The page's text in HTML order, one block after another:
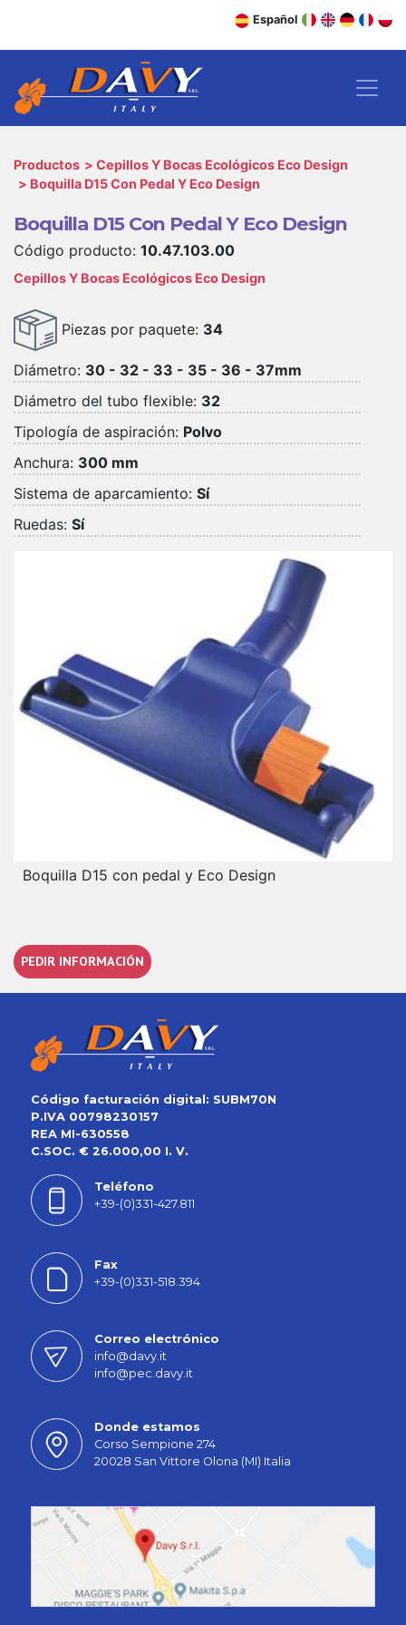
Español
Productos
Cepillos Y Bocas Ecológicos Eco Design
Boquilla D15 Con Pedal Y Eco Design
Boquilla D15 con pedal y Eco Design
PEDIR INFORMACIÓN
Boquilla D15 Con Pedal Y Eco Design
Código producto: 10.47.103.00
Cepillos Y Bocas Ecológicos Eco Design
Piezas por paquete: 34
Diámetro: 30 - 32 - 33 - 35 - 36 - 37mm
Diámetro del tubo flexible: 32
Tipología de aspiración: Polvo
Anchura: 300 mm
Sistema de aparcamiento: Sí
Ruedas: Sí
Código facturación digital: SUBM70N
P.IVA 00798230157
REA MI-630558
C.SOC. € 26.000,00 I. V.
Teléfono
+39-(0)331-427.811
Fax
+39-(0)331-518.394
Correo electrónico
info@davy.it
info@pec.davy.it
Donde estamos
Corso Sempione 274
20028 San Vittore Olona (MI) Italia